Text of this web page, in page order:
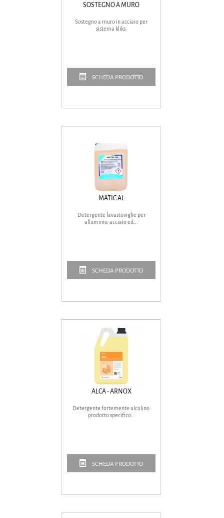
SOSTEGNO A MURO
Sostegno a muro in acciaio per
sistema kliks.
SCHEDA PRODOTTO
MATIC AL
Detergente lavastoviglie per
alluminio, acciaio ed...
SCHEDA PRODOTTO
ALCA - ARNOX
Detergente fortemente alcalino.
prodotto specifico...
SCHEDA PRODOTTO